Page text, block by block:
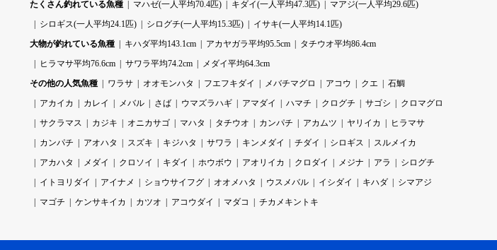
たくさん釣れている魚種
マハゼ(一人平均70.4匹) キダイ(一人平均47.3匹)
マアジ(一人平均29.6匹)
シロギス(一人平均24.1匹)
シログチ(一人平均15.3匹)
イサキ(一人平均14.1匹)
大物が釣れている魚種
キハダ平均143.1cm アカヤガラ平均95.5cm
タチウオ平均86.4cm
ヒラマサ平均76.6cm
サワラ平均74.2cm
メダイ平均64.3cm
その他の人気魚種
ワラサ オオモンハタ フエフキダイ メバチマグロ アコウ クエ
石鯛
アカイカ
カレイ メバル さば ウマズラハギ アマダイ ハマチ クログチ サゴシ
クロマグロ
サクラマス
カジキ オニカサゴ マハタ タチウオ カンパチ アカムツ ヤリイカ
ヒラマサ
カンパチ
アオハタ スズキ キジハタ サワラ キンメダイ チダイ シロギス
スルメイカ
アカハタ
メダイ クロソイ キダイ ホウボウ アオリイカ クロダイ メジナ アラ
シログチ
イトヨリダイ
アイナメ ショウサイフグ オオメハタ ウスメバル イシダイ キハダ
シマアジ
マゴチ
ケンサキイカ カツオ アコウダイ マダコ チカメキントキ